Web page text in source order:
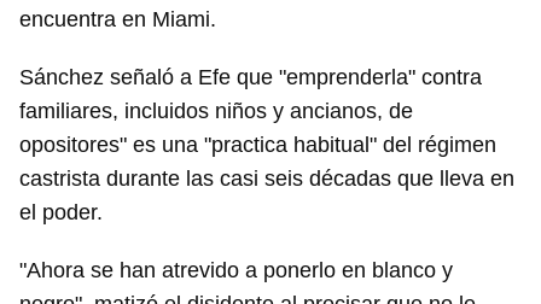
encuentra en Miami.
Sánchez señaló a Efe que "emprenderla" contra
familiares, incluidos niños y ancianos, de
opositores" es una "practica habitual" del régimen
castrista durante las casi seis décadas que lleva en
el poder.
"Ahora se han atrevido a ponerlo en blanco y